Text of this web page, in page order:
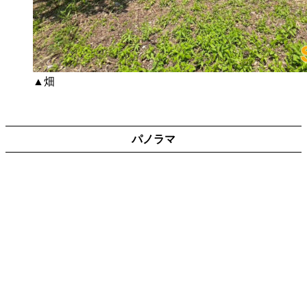
▲畑
パノラマ